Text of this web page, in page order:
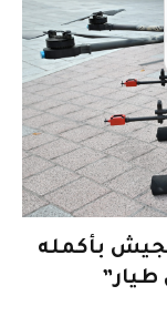
بأكمله
طيار”